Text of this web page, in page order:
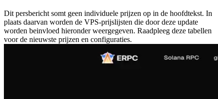
Dit persbericht somt geen individuele prijzen op in de hoofdtekst. In
plaats daarvan worden de VPS-prijslijsten die door deze update
worden beinvloed hieronder weergegeven. Raadpleeg deze tabellen
voor de nieuwste prijzen en configuraties.